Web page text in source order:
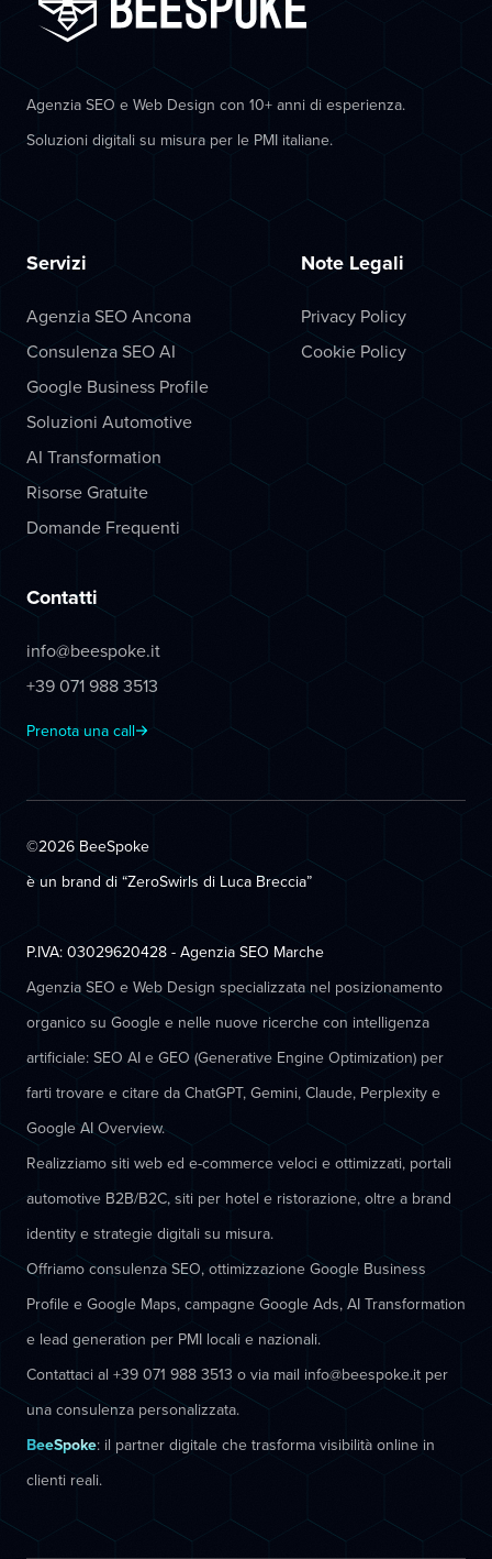
Agenzia SEO e Web Design con 10+ anni di esperienza.
Soluzioni digitali su misura per le PMI italiane.
Servizi
Agenzia SEO Ancona
Consulenza SEO AI
Google Business Profile
Soluzioni Automotive
AI Transformation
Risorse Gratuite
Domande Frequenti
Note Legali
Privacy Policy
Cookie Policy
Contatti
info@beespoke.it
+39 071 988 3513
Prenota una call
©2026 BeeSpoke
è un brand di “ZeroSwirls di Luca Breccia”
P.IVA: 03029620428 - Agenzia SEO Marche
Agenzia SEO e Web Design specializzata nel posizionamento
organico su Google e nelle nuove ricerche con intelligenza
artificiale: SEO AI e GEO (Generative Engine Optimization) per
farti trovare e citare da ChatGPT, Gemini, Claude, Perplexity e
Google AI Overview.
Realizziamo siti web ed e-commerce veloci e ottimizzati, portali
automotive B2B/B2C, siti per hotel e ristorazione, oltre a brand
identity e strategie digitali su misura.
Offriamo consulenza SEO, ottimizzazione Google Business
Profile e Google Maps, campagne Google Ads, AI Transformation
e lead generation per PMI locali e nazionali.
Contattaci al +39 071 988 3513 o via mail info@beespoke.it per
una consulenza personalizzata.
BeeSpoke: il partner digitale che trasforma visibilità online in
clienti reali.